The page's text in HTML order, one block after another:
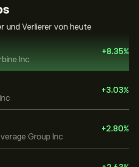
und Verlierer von heute
Inc
+8.35%
+3.03%
Group Inc
+2.80%